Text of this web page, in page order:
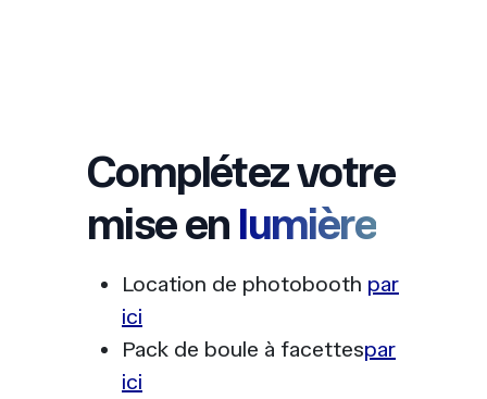
Complétez votre
mise en lumière
Location de photobooth par
ici
Pack de boule à facettespar
ici